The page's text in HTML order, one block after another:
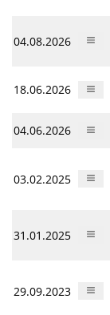
04.08.2026
18.06.2026
04.06.2026
03.02.2025
31.01.2025
29.09.2023